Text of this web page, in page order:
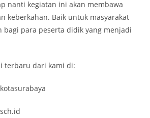
nanti kegiatan ini akan membawa
keberkahan. Baik untuk masyarakat
bagi para peserta didik yang menjadi
terbaru dari kami di: